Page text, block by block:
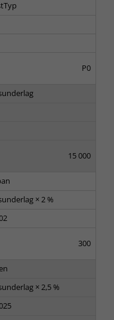
P0
15 000
× 2 %
300
× 2,5 %